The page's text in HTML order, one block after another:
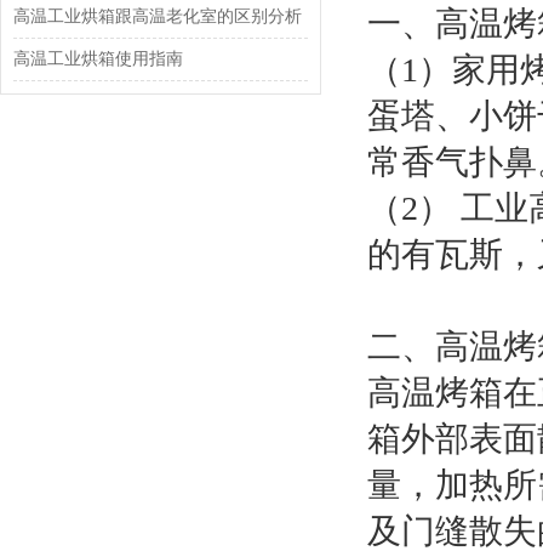
高温工业烘箱跟高温老化室的区别分析
高温工业烘箱使用指南
一、高温
（1）家
蛋塔、小
常香气扑
（2） 工
的有瓦斯
二、高温
高温烤箱
箱外部表
量，加热
及门缝散